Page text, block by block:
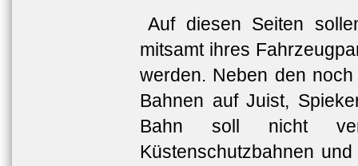
Auf diesen Seiten
mitsamt ihres
werden. Neben den
Bahnen auf Juist,
Bahn soll nicht
Küstenschutzbahnen